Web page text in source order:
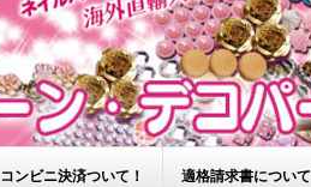
コンビニ決済ついて！ 適格請求書について